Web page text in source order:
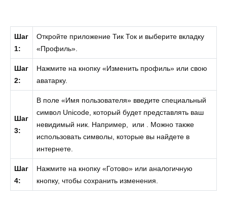
Шаг
1:
Откройте приложение Тик Ток и выберите вкладку
«Профиль».
Шаг
2:
Нажмите на кнопку «Изменить профиль» или свою
аватарку.
Шаг
3:
В поле «Имя пользователя» введите специальный
символ Unicode, который будет представлять ваш
невидимый ник. Например, ​ или ㅤ. Можно также
использовать символы, которые вы найдете в
интернете.
Шаг
4:
Нажмите на кнопку «Готово» или аналогичную
кнопку, чтобы сохранить изменения.